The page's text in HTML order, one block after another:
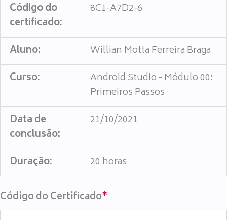
Código do
certificado:
8C1-A7D2-6
Aluno:
Willian Motta Ferreira Braga
Curso:
Android Studio - Módulo 00:
Primeiros Passos
Data de
conclusão:
21/10/2021
Duração: 20 horas
Código do Certificado*